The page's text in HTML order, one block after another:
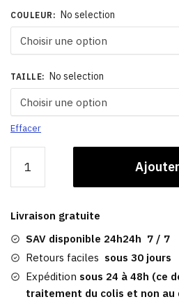
COULEUR : No selection
TAILLE: No selection
Effacer
Casquette
|
Gavroche
Femme
Livraison gratuite
SAV disponible 24h24h 7 / 7
Retours faciles sous 30 jours
Expédition sous 24 à 48h (ce
traitement du colis et non au